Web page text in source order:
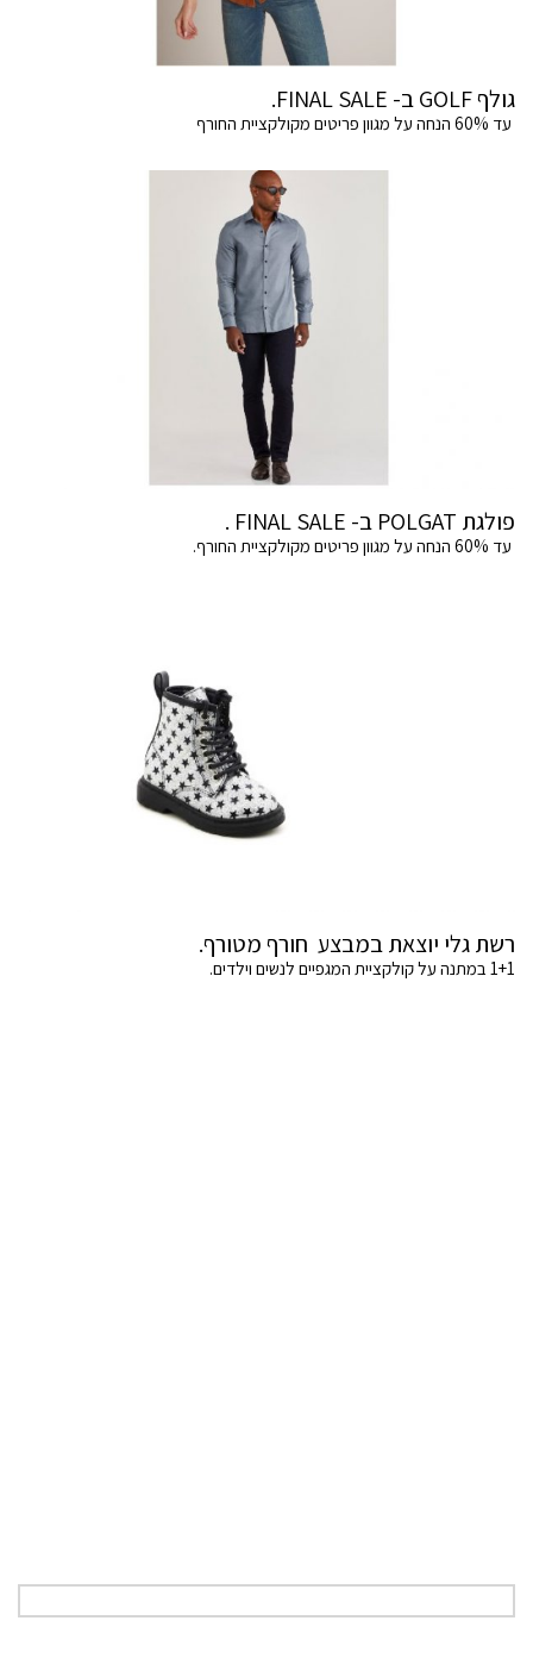
גולף GOLF ב- FINAL SALE.
עד 60% הנחה על מגוון פריטים מקולקציית החורף
פולגת POLGAT ב- FINAL SALE .
עד 60% הנחה על מגוון פריטים מקולקציית החורף.
רשת גלי יוצאת במבצע חורף מטורף.
1+1 במתנה על קולקציית המגפיים לנשים וילדים.